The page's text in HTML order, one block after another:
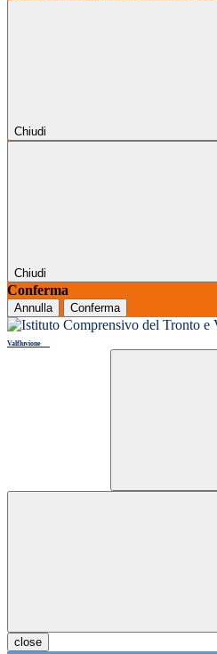
Chiudi
Chiudi
Conferma
Annulla Conferma
Valfluvione
close